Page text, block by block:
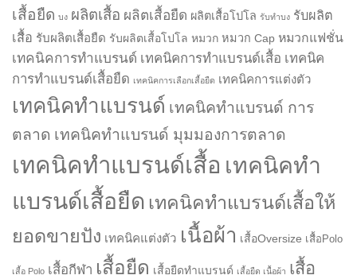
เสื้อยืด บง ผลิตเสื้อ ผลิตเสื้อยืด ผลิตเสื้อโปโล รับทำบง รับผลิต
เสื้อ รับผลิตเสื้อยืด รับผลิตเสื้อโปโล หมวก หมวก Cap หมวกแฟชั่น
เทคนิคการทำแบรนด์ เทคนิคการทำแบรนด์เสื้อ เทคนิค
การทำแบรนด์เสื้อยืด เทคนิคการเลือกเสื้อยืด เทคนิคการแต่งตัว
เทคนิคทำแบรนด์ เทคนิคทำแบรนด์ การ
ตลาด เทคนิคทำแบรนด์ มุมมองการตลาด
เทคนิคทำแบรนด์เสื้อ เทคนิคทำ
แบรนด์เสื้อยืด เทคนิคทำแบรนด์เสื้อให้
ยอดขายปัง เทคนิคแต่งตัว เนื้อผ้า เสื้อOversize เสื้อPolo
เสื้อ Polo เสื้อกีฬา เสื้อยืด เสื้อยืดทำแบรนด์ เสื้อยืด เนื้อผ้า เสื้อ